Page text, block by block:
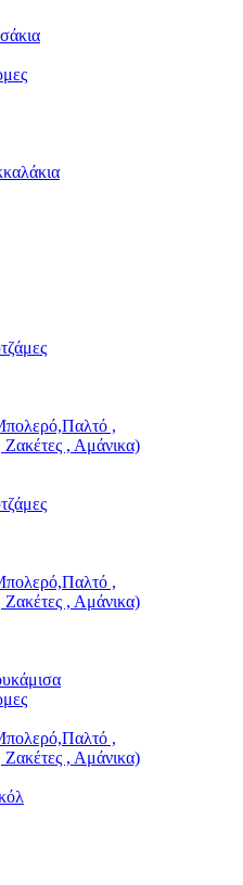
,
Ζακέτες , Αμάνικα)
,
Ζακέτες , Αμάνικα)
,
Ζακέτες , Αμάνικα)